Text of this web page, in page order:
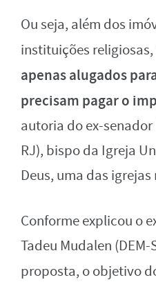
Ou seja, além dos
instituições religiosas,
apenas alugados
precisam pagar o
autoria do ex-senador
RJ), bispo da Igreja
Deus, uma das
Conforme explicou o
Tadeu Mudalen
proposta, o objetivo